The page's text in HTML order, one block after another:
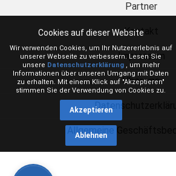
Cookies auf dieser Website
Wir verwenden Cookies, um Ihr Nutzererlebnis auf
unserer Webseite zu verbessern. Lesen Sie
unsere Datenschutzerklärung, um mehr
Informationen über unseren Umgang mit Daten
zu erhalten. Mit einem Klick auf "Akzeptieren"
stimmen Sie der Verwendung von Cookies zu.
Akzeptieren
Ablehnen
Partner
Kontakt
Impressum
Über uns
Allgemeine